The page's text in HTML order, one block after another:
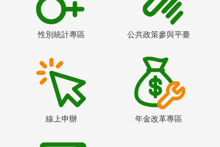
性別統計專區 公共政策參與平臺
線上申辦 年金改革專區